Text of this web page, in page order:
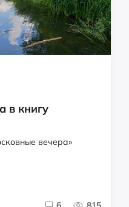
в книгу
вечера»